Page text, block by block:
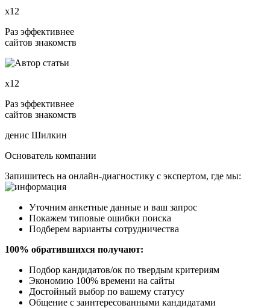
х12
Раз эффективнее
сайтов знакомств
х12
Раз эффективнее
сайтов знакомств
денис Шилкин
Основатель компании
Запишитесь на онлайн-диагностику с экспертом, где мы:
Уточним анкетные данные и ваш запрос
Покажем типовые ошибки поиска
Подберем варианты сотрудничества
100% обратившихся получают:
Подбор кандидатов/ок по твердым критериям
Экономию 100% времени на сайты
Достойный выбор по вашему статусу
Общение с заинтересованными кандидатами